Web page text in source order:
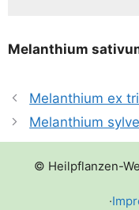
Melan­thi­um
Melanthium ex
Melanthium
© Heilpflanzen-
·